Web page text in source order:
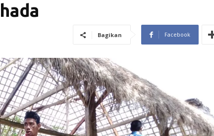
Bagikan Facebook